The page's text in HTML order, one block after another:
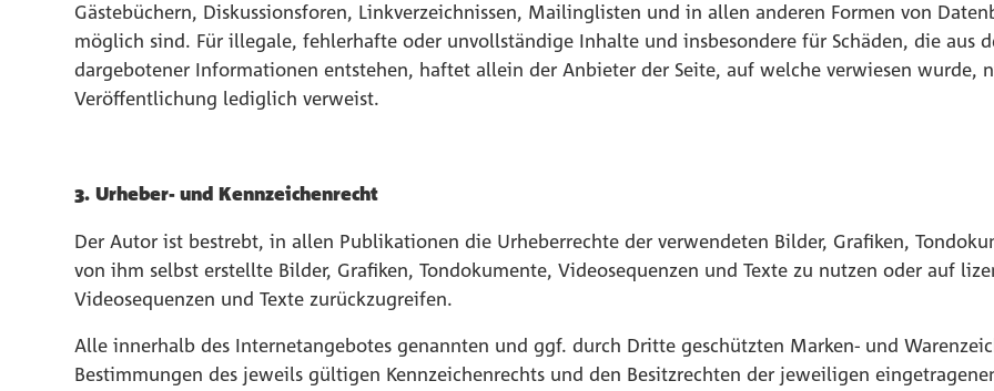
Gästebüchern, Diskussionsforen, Linkverzeichnissen, Mailinglisten und in allen anderen Formen von
möglich sind. Für illegale, fehlerhafte oder unvollständige Inhalte und insbesondere für Schäden, die aus
dargebotener Informationen entstehen, haftet allein der Anbieter der Seite, auf welche verwiesen
Veröffentlichung lediglich verweist.
3. Urheber- und Kennzeichenrecht
Der Autor ist bestrebt, in allen Publikationen die Urheberrechte der verwendeten Bilder, Grafiken,
von ihm selbst erstellte Bilder, Grafiken, Tondokumente, Videosequenzen und Texte zu nutzen oder auf
Videosequenzen und Texte zurückzugreifen.
Alle innerhalb des Internetangebotes genannten und ggf. durch Dritte geschützten Marken- und
Bestimmungen des jeweils gültigen Kennzeichenrechts und den Besitzrechten der jeweiligen